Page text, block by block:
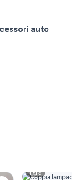
auto
8